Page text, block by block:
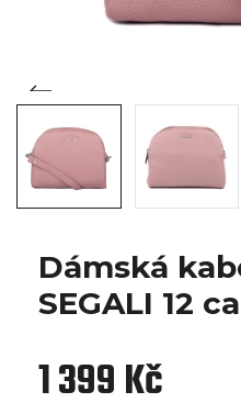
Dámská
SEGALI 12
1 399 Kč